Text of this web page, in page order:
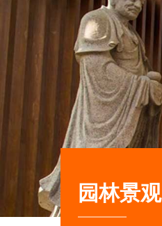
园林景观